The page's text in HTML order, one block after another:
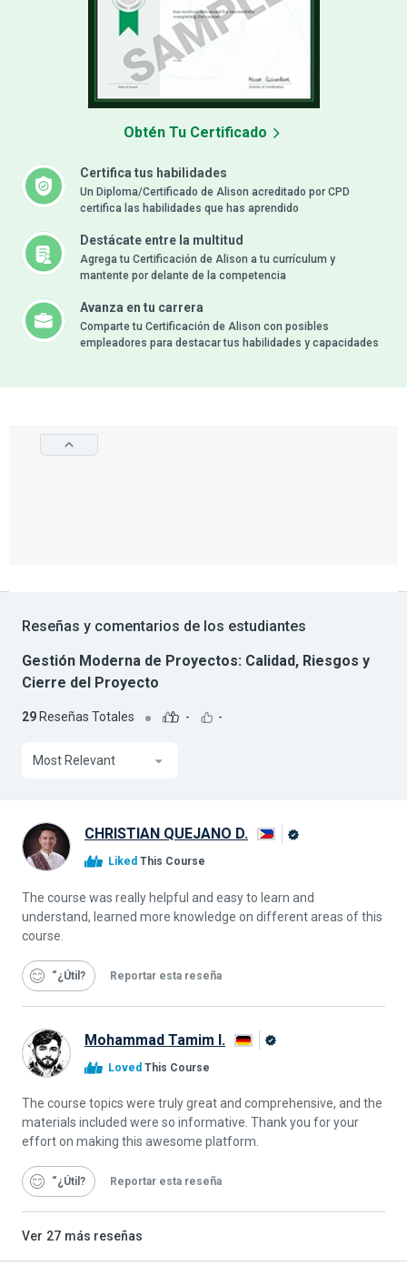
Certifica tus habilidades
Un Diploma/Certificado de Alison acreditado por CPD
certifica las habilidades que has aprendido
Destácate entre la multitud
Agrega tu Certificación de Alison a tu currículum y
mantente por delante de la competencia
Avanza en tu carrera
Comparte tu Certificación de Alison con posibles
empleadores para destacar tus habilidades y capacidades
Obtén Tu Certificado
Reseñas y comentarios de los estudiantes
Gestión Moderna de Proyectos: Calidad, Riesgos y
Cierre del Proyecto
29 Reseñas Totales - -
Most Relevant
CHRISTIAN QUEJANO D.
Alison
Liked This Course
The course was really helpful and easy to learn and
understand, learned more knowledge on different areas of this
course.
“¿Útil Reportar esta reseña
Mohammad Tamim I.
Alison
Loved This Course
The course topics were truly great and comprehensive, and the
materials included were so informative. Thank you for your
effort on making this awesome platform.
“¿Útil Reportar esta reseña
Ver 27 más reseñas